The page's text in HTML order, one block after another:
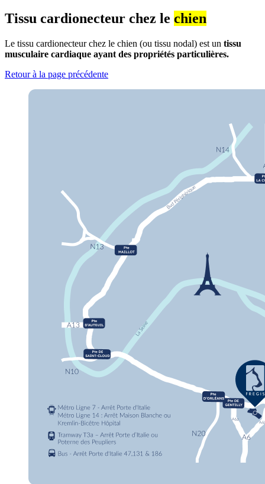
Tissu cardionecteur chez le chien
Le tissu cardionecteur chez le chien (ou tissu nodal) est un tissu
musculaire cardiaque ayant des propriétés particulières.
Retour à la page précédente